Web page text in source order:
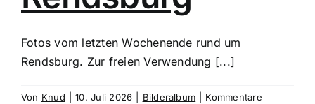
Fotos vom letzten Wochenende rund um
Rendsburg. Zur freien Verwendung [...]
Von Knud 10. Juli 2026 Bilderalbum
Kommentare